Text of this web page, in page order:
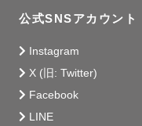
公式SNSアカウント
Instagram
X (旧: Twitter)
Facebook
LINE